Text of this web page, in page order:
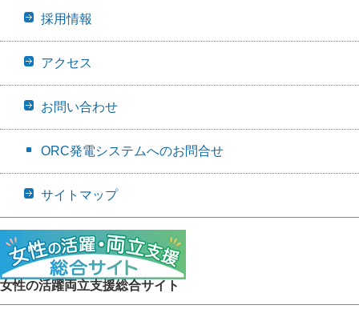
採用情報
アクセス
お問い合わせ
ORC発電システムへのお問合せ
サイトマップ
女性の活躍両立支援総合サイト